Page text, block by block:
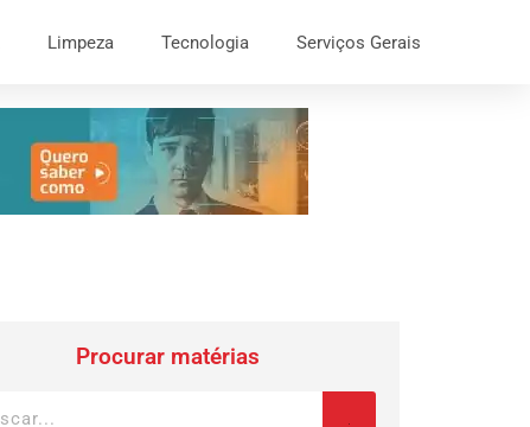
Limpeza Tecnologia Serviços Gerais
Procurar matérias